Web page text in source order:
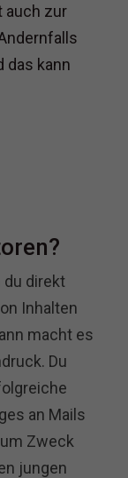
auch zur
das kann
du direkt
Inhalten
macht es
Du
an Mails
Zweck
jungen